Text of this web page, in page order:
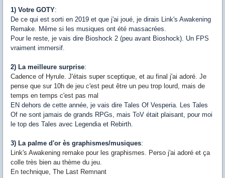
1) Votre GOTY:
De ce qui est sorti en 2019 et que j'ai joué, je dirais Link's Awakening
Remake. Même si les musiques ont été massacrées.
Pour le reste, je vais dire Bioshock 2 (peu avant Bioshock). Un FPS
vraiment immersif.
2) La meilleure surprise:
Cadence of Hyrule. J'étais super sceptique, et au final j'ai adoré. Je
pense que sur 10h de jeu c'est peut être un peu trop lourd, mais de
temps en temps c'est pas mal
EN dehors de cette année, je vais dire Tales Of Vesperia. Les Tales
Of ne sont jamais de grands RPGs, mais ToV était plaisant, pour moi
le top des Tales avec Legendia et Rebirth.
3) La palme d'or ès graphismes/musiques:
Link's Awakening remake pour les graphismes. Perso j'ai adoré et ça
colle très bien au thème du jeu.
En technique, The Last Remnant